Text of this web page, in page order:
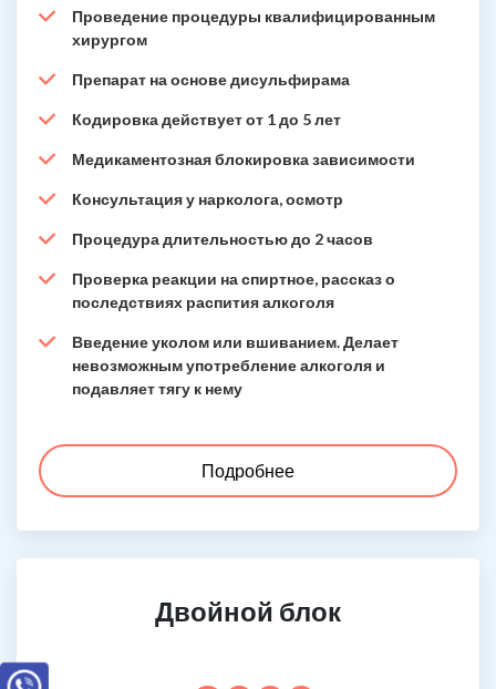
Проведение процедуры квалифицированным
хирургом
Препарат на основе дисульфирама
Кодировка действует от 1 до 5 лет
Медикаментозная блокировка зависимости
Консультация у нарколога, осмотр
Процедура длительностью до 2 часов
Проверка реакции на спиртное, рассказ о
последствиях распития алкоголя
Введение уколом или вшиванием. Делает
невозможным употребление алкоголя и
подавляет тягу к нему
Подробнее
Двойной блок